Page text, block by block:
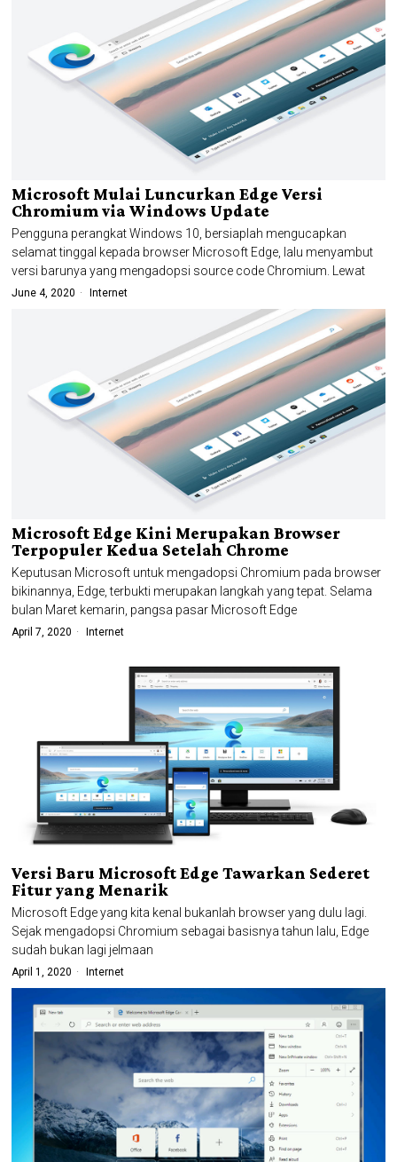
Microsoft Mulai Luncurkan Edge Versi
Chromium via Windows Update
Pengguna perangkat Windows 10, bersiaplah mengucapkan
selamat tinggal kepada browser Microsoft Edge, lalu menyambut
versi barunya yang mengadopsi source code Chromium. Lewat
June 4, 2020 Internet
Microsoft Edge Kini Merupakan Browser
Terpopuler Kedua Setelah Chrome
Keputusan Microsoft untuk mengadopsi Chromium pada browser
bikinannya, Edge, terbukti merupakan langkah yang tepat. Selama
bulan Maret kemarin, pangsa pasar Microsoft Edge
April 7, 2020 Internet
Versi Baru Microsoft Edge Tawarkan Sederet
Fitur yang Menarik
Microsoft Edge yang kita kenal bukanlah browser yang dulu lagi.
Sejak mengadopsi Chromium sebagai basisnya tahun lalu, Edge
sudah bukan lagi jelmaan
April 1, 2020 Internet